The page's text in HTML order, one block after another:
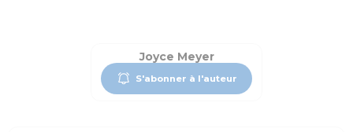
Joyce Meyer
S'abonner à l'auteur